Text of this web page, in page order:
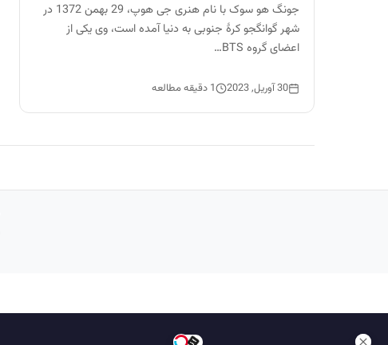
جونگ هو سوک با نام هنری جی هوپ، 29 بهمن 1372 در
شهر گوانگجو کرهٔ جنوبی به دنیا آمده است، وی یکی از
اعضای گروه BTS…
30 آوریل, 2023 1 دقیقه مطالعه